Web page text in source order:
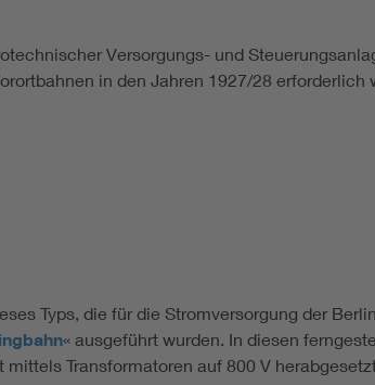
Versorgungs- und
in den Jahren 1927/28 erforderlich
Typs, die für die Stromversorgung der
« ausgeführt wurden. In diesen
Transformatoren auf 800 V